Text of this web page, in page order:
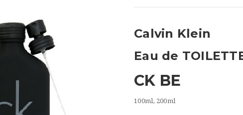
Calvin Klein
Eau de
CK BE
100ml, 200ml